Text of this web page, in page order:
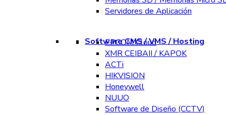
Servidores de Aplicación
Software CMS / VMS / Hosting
EPCOM Cloud
XMR CEIBAII / KAPOK
ACTi
HIKVISION
Honeywell
NUUO
Software de Diseño (CCTV)